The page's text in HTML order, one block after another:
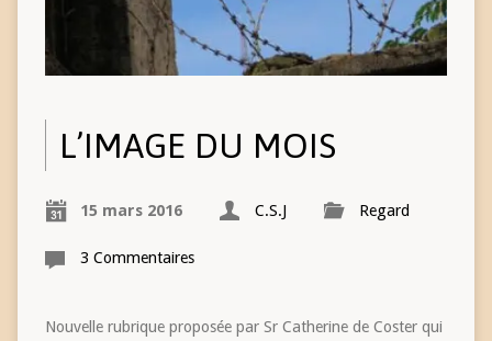
L’IMAGE DU MOIS
15 mars 2016 C.S.J Regard
3 Commentaires
Nouvelle rubrique proposée par Sr Catherine de Coster qui